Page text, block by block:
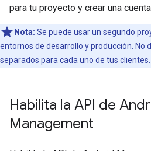
para tu proyecto y crear una
Nota: Se puede usar un segundo
entornos de desarrollo y producción. No
separados para cada uno de tus clientes.
Habilita la API de
Management